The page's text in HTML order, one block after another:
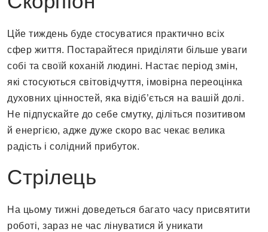
Цйе тиждень буде стосуватися практично всіх
сфер життя. Постарайтеся приділяти більше уваги
собі та своїй коханій людині. Настає період змін,
які стосуються світовідчуття, імовірна переоцінка
духовних цінностей, яка відіб’ється на вашій долі.
Не підпускайте до себе смутку, діліться позитивом
й енергією, адже дуже скоро вас чекає велика
радість і солідний прибуток.
Стрілець
На цьому тижні доведеться багато часу присвятити
роботі, зараз не час лінуватися й уникати